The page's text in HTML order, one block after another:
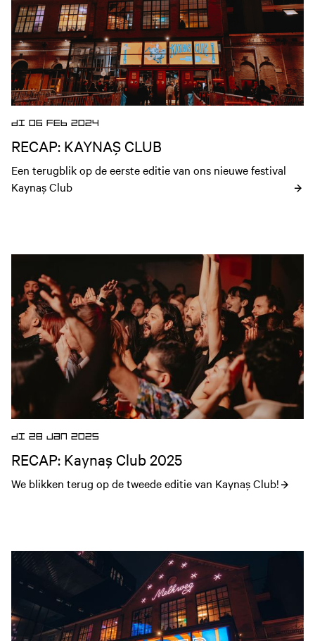
DI 06 FEB 2024
RECAP: KAYNAŞ CLUB
Een terugblik op de eerste editie van ons nieuwe festival
Kaynaş Club
DI 28 JAN 2025
RECAP: Kaynaş Club 2025
We blikken terug op de tweede editie van Kaynaş Club!
Open nieuws artikel